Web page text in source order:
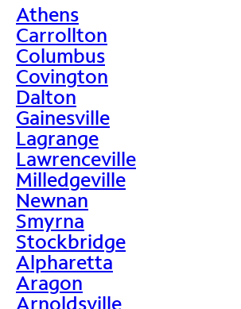
Athens
Carrollton
Columbus
Covington
Dalton
Gainesville
Lagrange
Lawrenceville
Milledgeville
Newnan
Smyrna
Stockbridge
Alpharetta
Aragon
Arnoldsville